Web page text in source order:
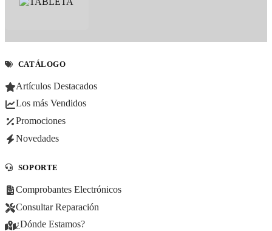
CATÁLOGO
Artículos Destacados
Los más Vendidos
Promociones
Novedades
SOPORTE
Comprobantes Electrónicos
Consultar Reparación
¿Dónde Estamos?